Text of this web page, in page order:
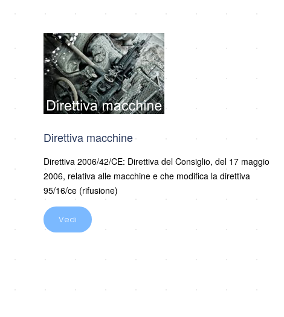
Direttiva macchine
Direttiva 2006/42/CE: Direttiva del Consiglio, del 17 maggio
2006, relativa alle macchine e che modifica la direttiva
95/16/ce (rifusione)
Vedi